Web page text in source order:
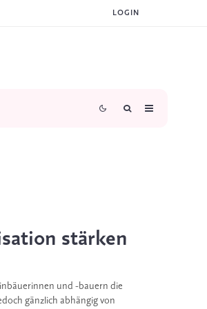
LOGIN
stärken
und -bauern die
gänzlich abhängig von